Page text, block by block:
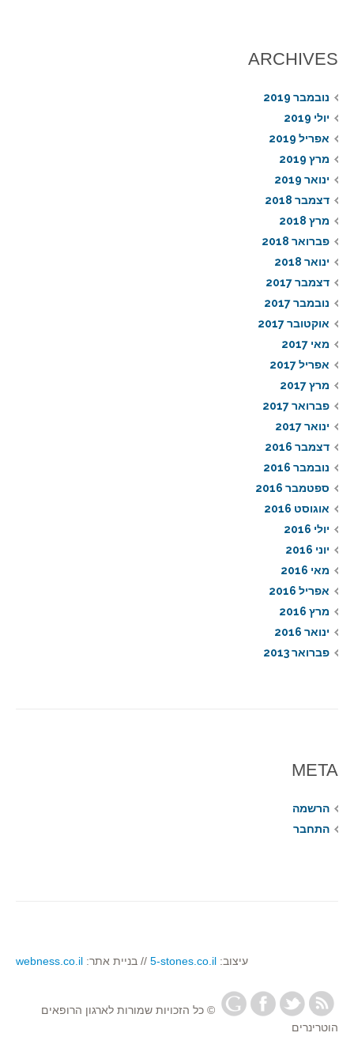
ARCHIVES
נובמבר 2019
יולי 2019
אפריל 2019
מרץ 2019
ינואר 2019
דצמבר 2018
מרץ 2018
פברואר 2018
ינואר 2018
דצמבר 2017
נובמבר 2017
אוקטובר 2017
מאי 2017
אפריל 2017
מרץ 2017
פברואר 2017
ינואר 2017
דצמבר 2016
נובמבר 2016
ספטמבר 2016
אוגוסט 2016
יולי 2016
יוני 2016
מאי 2016
אפריל 2016
מרץ 2016
ינואר 2016
פברואר 2013
META
הרשמה
התחבר
עיצוב: 5-stones.co.il // בניית אתר: webness.co.il
© כל הזכויות שמורות לארגון הרופאים
הוטרינרים